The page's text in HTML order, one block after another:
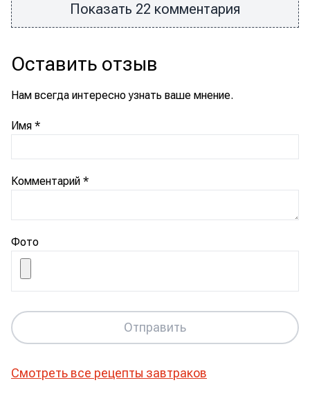
Показать 22 комментария
Оставить отзыв
Нам всегда интересно узнать ваше мнение.
Имя *
Комментарий *
Фото
Отправить
Смотреть все рецепты завтраков